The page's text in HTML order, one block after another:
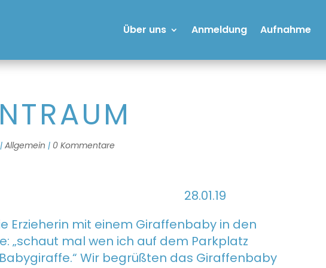
Über uns Anmeldung Aufnahme
|Allgemein | 0 Kommentare
Erzieherin mit einem Giraffenbaby in den
„schaut mal wen ich auf dem Parkplatz
Wir begrüßten das Giraffenbaby